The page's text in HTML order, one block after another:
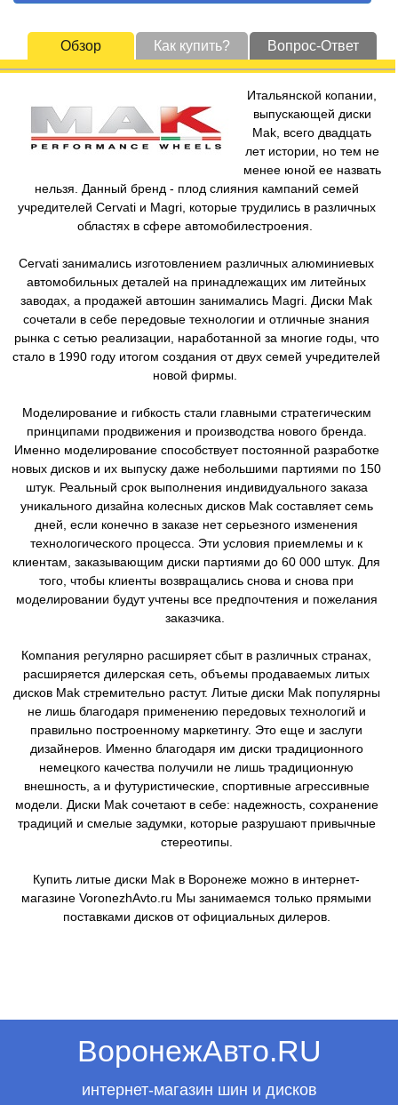
Обзор Как купить? Вопрос-Ответ
Итальянской копании,
выпускающей диски
Mak, всего двадцать
лет истории, но тем не
менее юной ее назвать
нельзя. Данный бренд - плод слияния кампаний семей
учредителей Cervati и Magri, которые трудились в различных
областях в сфере автомобилестроения.
Cervati занимались изготовлением различных алюминиевых
автомобильных деталей на принадлежащих им литейных
заводах, а продажей автошин занимались Magri. Диски Mak
сочетали в себе передовые технологии и отличные знания
рынка с сетью реализации, наработанной за многие годы, что
стало в 1990 году итогом создания от двух семей учредителей
новой фирмы.
Моделирование и гибкость стали главными стратегическим
принципами продвижения и производства нового бренда.
Именно моделирование способствует постоянной разработке
новых дисков и их выпуску даже небольшими партиями по 150
штук. Реальный срок выполнения индивидуального заказа
уникального дизайна колесных дисков Mak составляет семь
дней, если конечно в заказе нет серьезного изменения
технологического процесса. Эти условия приемлемы и к
клиентам, заказывающим диски партиями до 60 000 штук. Для
того, чтобы клиенты возвращались снова и снова при
моделировании будут учтены все предпочтения и пожелания
заказчика.
Компания регулярно расширяет сбыт в различных странах,
расширяется дилерская сеть, объемы продаваемых литых
дисков Mak стремительно растут. Литые диски Mak популярны
не лишь благодаря применению передовых технологий и
правильно построенному маркетингу. Это еще и заслуги
дизайнеров. Именно благодаря им диски традиционного
немецкого качества получили не лишь традиционную
внешность, а и футуристические, спортивные агрессивные
модели. Диски Mak сочетают в себе: надежность, сохранение
традиций и смелые задумки, которые разрушают привычные
стереотипы.
Купить литые диски Mak в Воронеже можно в интернет-
магазине VoronezhAvto.ru Мы занимаемся только прямыми
поставками дисков от официальных дилеров.
ВоронежАвто.RU
интернет-магазин шин и дисков